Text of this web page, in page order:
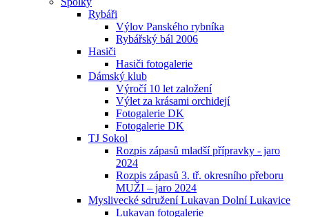
Rybáři
Výlov Panského rybníka
Rybářský bál 2006
Hasiči
Hasiči fotogalerie
Dámský klub
Výročí 10 let založení
Výlet za krásami orchidejí
Fotogalerie DK
Fotogalerie DK
TJ Sokol
Rozpis zápasů mladší přípravky - jaro
2024
Rozpis zápasů 3. tř. okresního přeboru
MUŽI – jaro 2024
Myslivecké sdružení Lukavan Dolní Lukavice
Lukavan fotogalerie